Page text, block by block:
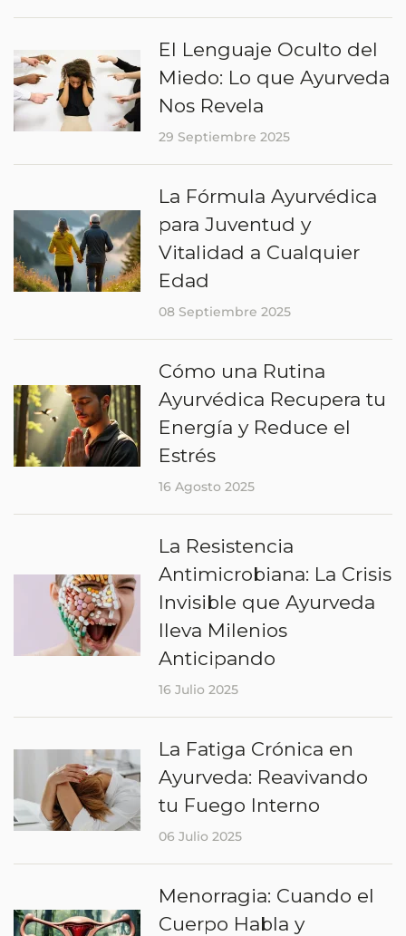
El Lenguaje Oculto del
Miedo: Lo que Ayurveda
Nos Revela
29 Septiembre 2025
La Fórmula Ayurvédica
para Juventud y
Vitalidad a Cualquier
Edad
08 Septiembre 2025
Cómo una Rutina
Ayurvédica Recupera tu
Energía y Reduce el
Estrés
16 Agosto 2025
La Resistencia
Antimicrobiana: La Crisis
Invisible que Ayurveda
lleva Milenios
Anticipando
16 Julio 2025
La Fatiga Crónica en
Ayurveda: Reavivando
tu Fuego Interno
06 Julio 2025
Menorragia: Cuando el
Cuerpo Habla y